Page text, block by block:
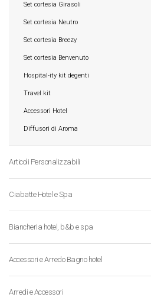
Set cortesia Girasoli
Set cortesia Neutro
Set cortesia Breezy
Set cortesia Benvenuto
Hospital-ity kit degenti
Travel kit
Accessori Hotel
Diffusori di Aroma
Articoli Personalizzabili
Ciabatte Hotel e Spa
Biancheria hotel, b&b e spa
Accessori e Arredo Bagno hotel
Arredi e Accessori